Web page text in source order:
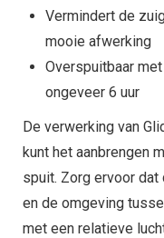
Vermindert de
mooie afwerking
Overspuitbaar
ongeveer 6 uur
De verwerking van
kunt het aanbrengen
spuit. Zorg ervoor dat
en de omgeving
met een relatieve